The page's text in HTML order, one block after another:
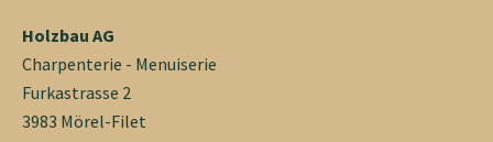
Holzbau AG
Charpenterie - Menuiserie
Furkastrasse 2
3983 Mörel-Filet